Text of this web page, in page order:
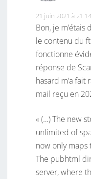
21 juin 2021 à 21:14
Bon, je
le contenu du
fonctionne
réponse de
hasard m’a
mail reçu en
« (…) The new
unlimited of
now only
The pubhtml
server, where